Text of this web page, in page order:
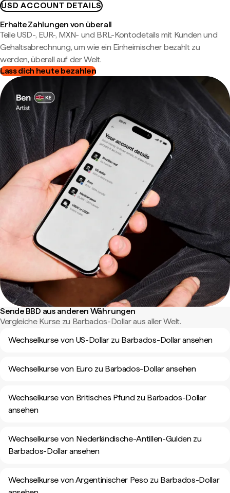
USD ACCOUNT DETAILS
Erhalte Zahlungen von überall
Teile USD-, EUR-, MXN- und BRL-Kontodetails mit Kunden und
Gehaltsabrechnung, um wie ein Einheimischer bezahlt zu
werden, überall auf der Welt.
Lass dich heute bezahlen
Sende BBD aus anderen Währungen
Vergleiche Kurse zu Barbados-Dollar aus aller Welt.
Wechselkurse von US-Dollar zu Barbados-Dollar ansehen
Wechselkurse von Euro zu Barbados-Dollar ansehen
Wechselkurse von Britisches Pfund zu Barbados-Dollar
ansehen
Wechselkurse von Niederländische-Antillen-Gulden zu
Barbados-Dollar ansehen
Wechselkurse von Argentinischer Peso zu Barbados-Dollar